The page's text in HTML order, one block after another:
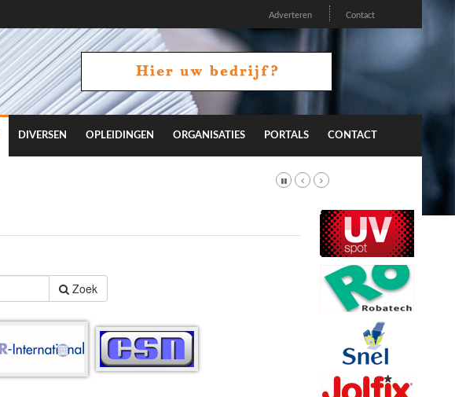
Adverteren Contact
DIVERSEN OPLEIDINGEN ORGANISATIES PORTALS CONTACT
Zoek